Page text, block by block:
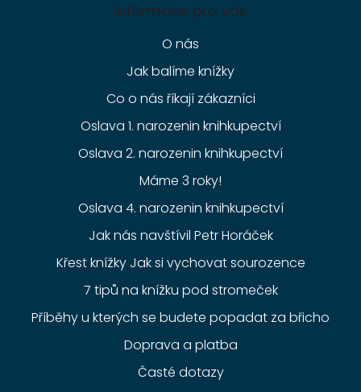
Informace pro vás
O nás
Jak balíme knížky
Co o nás říkají zákazníci
Oslava 1. narozenin knihkupectví
Oslava 2. narozenin knihkupectví
Máme 3 roky!
Oslava 4. narozenin knihkupectví
Jak nás navštívil Petr Horáček
Křest knížky Jak si vychovat sourozence
7 tipů na knížku pod stromeček
Příběhy u kterých se budete popadat za břicho
Doprava a platba
Časté dotazy